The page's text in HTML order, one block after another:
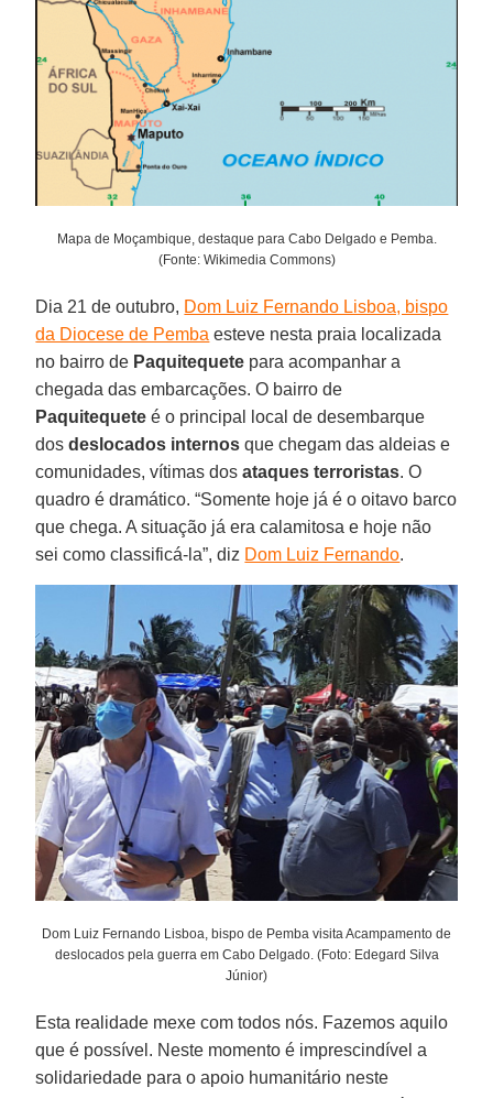
Mapa de Moçambique, destaque para Cabo Delgado e Pemba.
(Fonte: Wikimedia Commons)
Dia 21 de outubro, Dom Luiz Fernando Lisboa, bispo
da Diocese de Pemba esteve nesta praia localizada
no bairro de Paquitequete para acompanhar a
chegada das embarcações. O bairro de
Paquitequete é o principal local de desembarque
dosdeslocados internos que chegam das aldeias e
comunidades, vítimas dosataques terroristas. O
quadro é dramático. “Somente hoje já é o oitavo barco
que chega. A situação já era calamitosa e hoje não
sei como classificá-la”, diz Dom Luiz Fernando.
Dom Luiz Fernando Lisboa, bispo de Pemba visita Acampamento de
deslocados pela guerra em Cabo Delgado. (Foto: Edegard Silva
Júnior)
Esta realidade mexe com todos nós. Fazemos aquilo
que é possível. Neste momento é imprescindível a
solidariedade para o apoio humanitário neste